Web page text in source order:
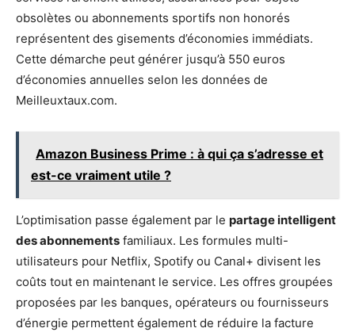
obsolètes ou abonnements sportifs non honorés
représentent des gisements d’économies immédiats.
Cette démarche peut générer jusqu’à 550 euros
d’économies annuelles selon les données de
Meilleuxtaux.com.
Amazon Business Prime : à qui ça s’adresse et
est-ce vraiment utile ?
L’optimisation passe également par le partage intelligent
des abonnements familiaux. Les formules multi-
utilisateurs pour Netflix, Spotify ou Canal+ divisent les
coûts tout en maintenant le service. Les offres groupées
proposées par les banques, opérateurs ou fournisseurs
d’énergie permettent également de réduire la facture